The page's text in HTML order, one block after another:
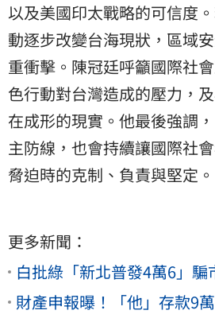
以及美國印太戰略的可信度
動逐步改變台海現狀，區域
重衝擊。陳冠廷呼籲國際社
色行動對台灣造成的壓力，
在成形的現實。他最後強調
主防線，也會持續讓國際社
脅迫時的克制、負責與堅定。
更多新聞：
白批綠「新北普發4萬6」
財產申報曝！「他」存款9